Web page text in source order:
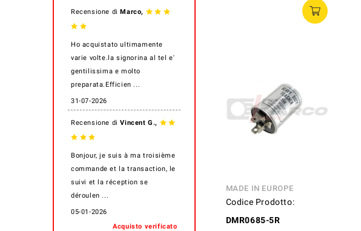
Recensione diMarco,
Ho acquistato ultimamente
varie volte.la signorina al tel e'
gentilissima e molto
preparata.Efficien ...
31-07-2026
Recensione diVincent G.,
Bonjour, je suis à ma troisième
commande et la transaction, le
suivi et la réception se
déroulen ...
05-01-2026
Acquisto verificato
MADE IN EUROPE
Codice Prodotto:
DMR0685-5R